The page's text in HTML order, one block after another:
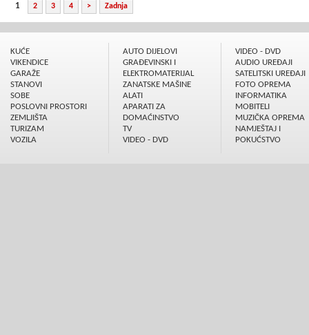
1 2 3 4 > Zadnja
KUĆE
VIKENDICE
GARAŽE
STANOVI
SOBE
POSLOVNI PROSTORI
ZEMLJIŠTA
TURIZAM
VOZILA
AUTO DIJELOVI
GRAÐEVINSKI I
ELEKTROMATERIJAL
ZANATSKE MAŠINE
ALATI
APARATI ZA
DOMAĆINSTVO
TV
VIDEO - DVD
VIDEO - DVD
AUDIO UREÐAJI
SATELITSKI UREÐAJI
FOTO OPREMA
INFORMATIKA
MOBITELI
MUZIČKA OPREMA
NAMJEŠTAJ I
POKUĆSTVO